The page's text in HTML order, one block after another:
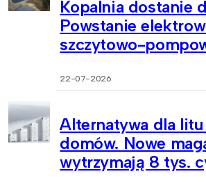
Kopalnia dostanie
Powstanie
szczytowo-
22-07-2026
Alternatywa dla
domów. Nowe
wytrzymają 8 tys.